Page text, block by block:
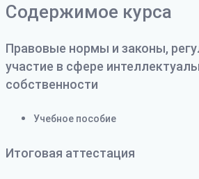
Содержимое курса
Правовые нормы и законы,
участие в сфере
собственности
Учебное пособие
Итоговая аттестация